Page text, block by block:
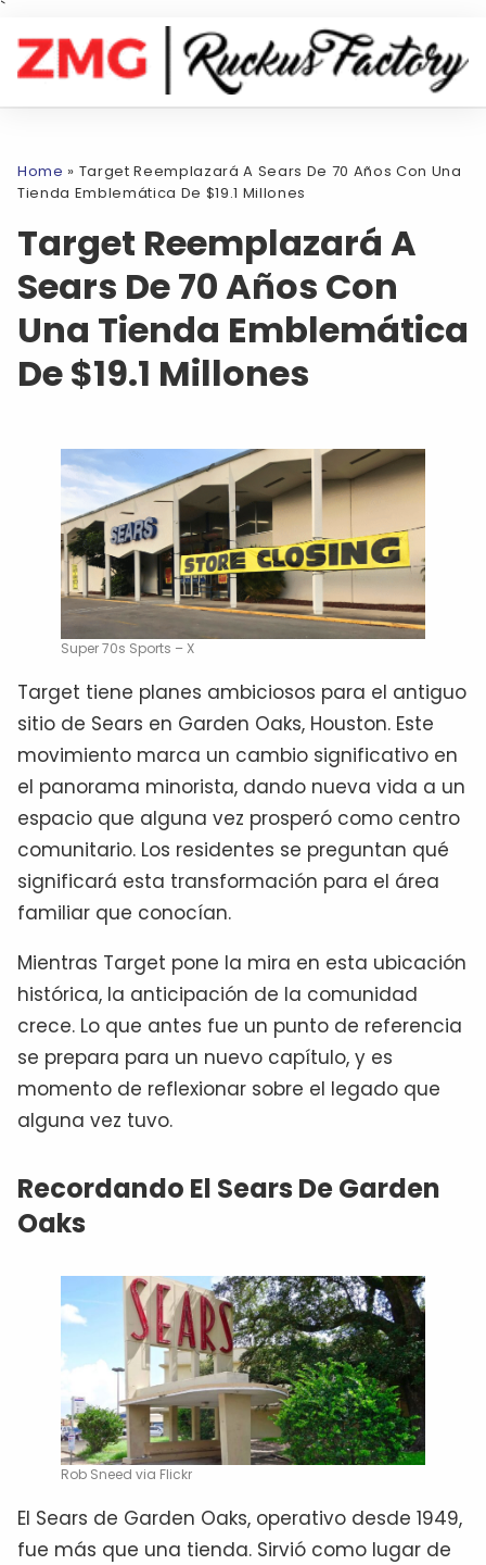
`
Home » Target Reemplazará A Sears De 70 Años Con Una
Tienda Emblemática De $19.1 Millones
Target Reemplazará A
Sears De 70 Años Con
Una Tienda Emblemática
De $19.1 Millones
Super 70s Sports – X
Target tiene planes ambiciosos para el antiguo
sitio de Sears en Garden Oaks, Houston. Este
movimiento marca un cambio significativo en
el panorama minorista, dando nueva vida a un
espacio que alguna vez prosperó como centro
comunitario. Los residentes se preguntan qué
significará esta transformación para el área
familiar que conocían.
Mientras Target pone la mira en esta ubicación
histórica, la anticipación de la comunidad
crece. Lo que antes fue un punto de referencia
se prepara para un nuevo capítulo, y es
momento de reflexionar sobre el legado que
alguna vez tuvo.
Recordando El Sears De Garden
Oaks
Rob Sneed via Flickr
El Sears de Garden Oaks, operativo desde 1949,
fue más que una tienda. Sirvió como lugar de